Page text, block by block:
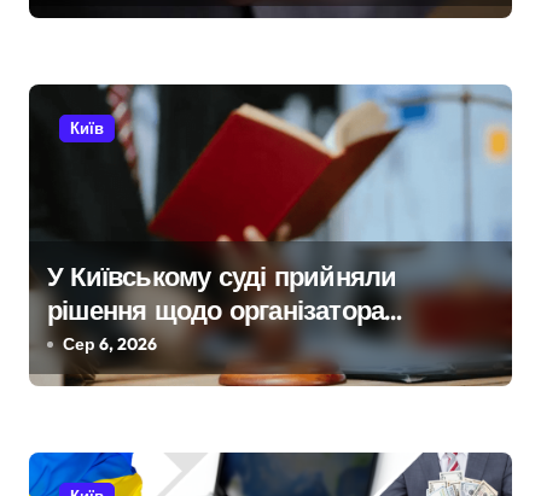
п
и
в
посадовцю Державної служби
Київ
У Київському суді прийняли
рішення щодо організатора
ботоферми для російського
сервісу
Сер 6, 2026